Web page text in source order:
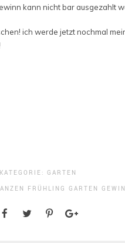
kann nicht bar ausgezahlt
ich werde jetzt nochmal
KATEGORIE: GARTEN
FRÜHLING GARTEN